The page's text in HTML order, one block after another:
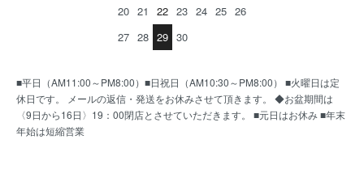
20 21 22 23 24 25 26
27 28 29 30
■平日（AM11:00～PM8:00）■日祝日（AM10:30～PM8:00） ■火曜日は定
休日です。 メールの返信・発送をお休みさせて頂きます。 ◆お盆期間は
〈9日から16日〉19：00閉店とさせていただきます。 ■元日はお休み ■年末
年始は短縮営業